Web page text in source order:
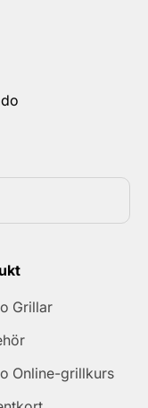
Grillar
Online-grillkurs